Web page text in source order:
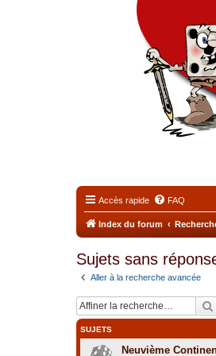
Accès rapide FAQ
Index du forum
Sujets sans
Aller à la recherche avancée
SUJETS
Neuvième